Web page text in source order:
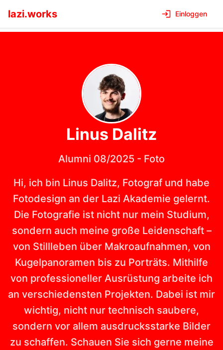
lazi.works Einloggen
Linus Dalitz
Alumni 08/2025 - Foto
Hi, ich bin Linus Dalitz, Fotograf und habe
Fotodesign an der Lazi Akademie gelernt.
Die Fotografie ist nicht nur mein Studium,
sondern auch meine große Leidenschaft –
von Stillleben über Makroaufnahmen, von
Kugelpanoramen bis zu Porträts. Mithilfe
von professioneller Ausrüstung arbeite ich
an verschiedensten Projekten. Dabei ist mir
wichtig, nicht nur technisch saubere,
sondern vor allem ausdrucksstarke Bilder
zu schaffen. Schauen Sie sich gerne meine